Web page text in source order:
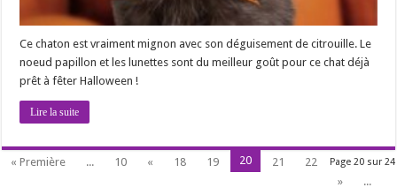
Ce chaton est vraiment mignon avec son déguisement de citrouille. Le
noeud papillon et les lunettes sont du meilleur goût pour ce chat déjà
prêt à fêter Halloween !
Lire la suite
Page 20 sur 24
« Première ... 10 « 18 19 20 21
22
»
...